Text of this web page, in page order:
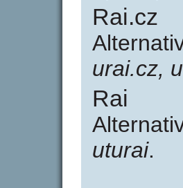
Rai.cz
urai.cz,
Rai
uturai.